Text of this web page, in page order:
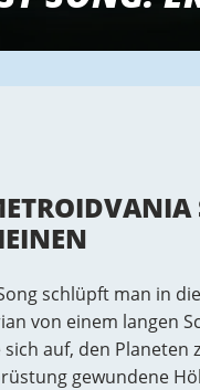
schlüpft man in
von einem langen
sich auf, den
gewundene